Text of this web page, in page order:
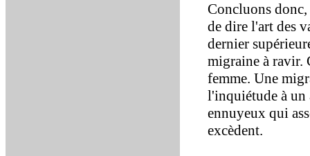
Concluons
de dire l'art des
dernier
migraine à ravir.
femme. Une
l'inquiétude à un
ennuyeux qui
excèdent.